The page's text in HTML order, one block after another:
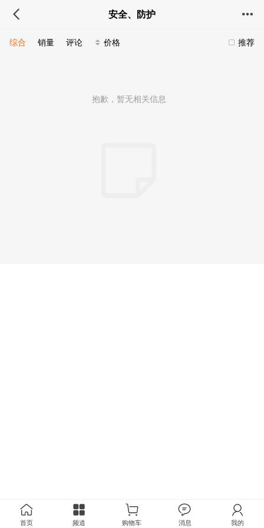
安全、防护
推荐
综合 销量 评论 价格
抱歉，暂无相关信息
首页 频道 购物车 消息 我的